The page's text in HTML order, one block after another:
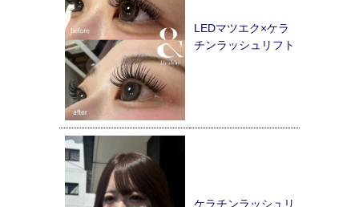
LEDマツエク×ケラ
チンラッシュリフト
ケラチンラッシュリ